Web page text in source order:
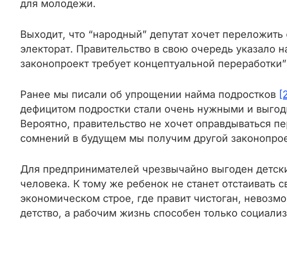
для молодежи.
Выходит, что “народный” депутат хочет
электорат. Правительство в свою очередь
законопроект требует концептуальной переработки”
Ранее мы писали об упрощении найма подростков
дефицитом подростки стали очень нужными и
Вероятно, правительство не хочет оправдываться
сомнений в будущем мы получим другой
Для предпринимателей чрезвычайно выгоден
человека. К тому же ребенок не станет отстаивать
экономическом строе, где правит чистоган,
детство, а рабочим жизнь способен только